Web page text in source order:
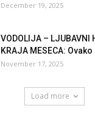
December 19, 2025
VODOLIJA – LJUBAVNI
KRAJA MESECA:
November 17, 2025
Load more